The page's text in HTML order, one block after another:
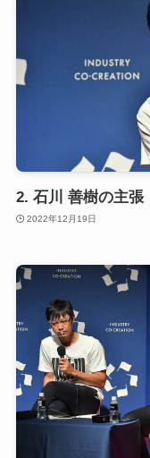
2. 石川 善樹の主張
2022年12月19日